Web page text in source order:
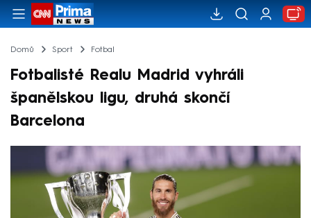
Domů Sport Fotbal
Fotbalisté Realu Madrid vyhráli
španělskou ligu, druhá skončí
Barcelona